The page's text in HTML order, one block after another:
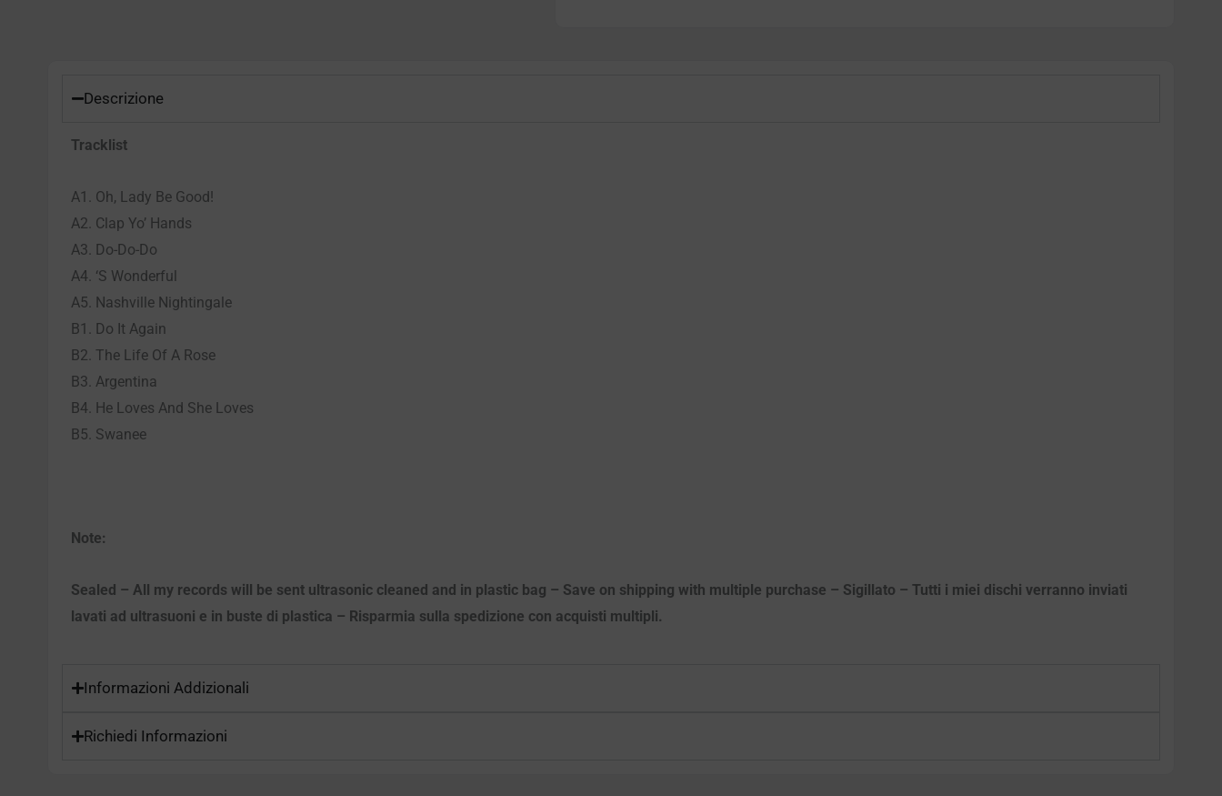
Descrizione
Tracklist
A1. Oh, Lady Be Good!
A2. Clap Yo’ Hands
A3. Do-Do-Do
A4. ‘S Wonderful
A5. Nashville Nightingale
B1. Do It Again
B2. The Life Of A Rose
B3. Argentina
B4. He Loves And She Loves
B5. Swanee
Note:
Sealed – All my records will be sent ultrasonic cleaned and in plastic bag – Save on shipping with multiple purchase – Sigillato – Tutti i miei dischi verranno inviati
lavati ad ultrasuoni e in buste di plastica – Risparmia sulla spedizione con acquisti multipli.
Informazioni Addizionali
Richiedi Informazioni